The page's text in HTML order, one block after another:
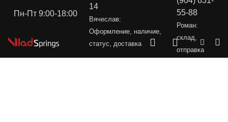
Пн-Пт 9:00-18:00
14
Вячеслав:
Оформление, наличие,
статус, доставка
55-88
Роман:
склад,
отправка